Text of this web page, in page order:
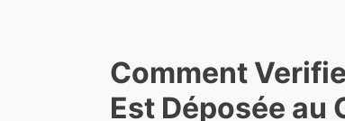
Comment
Est Déposée au